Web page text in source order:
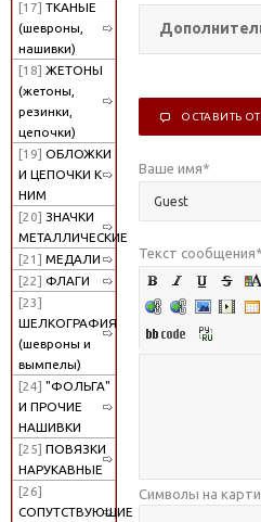
[17] ТКАНЫЕ
(шевроны,
нашивки)
[18] ЖЕТОНЫ
(жетоны,
резинки,
цепочки)
[19] ОБЛОЖКИ
И ЦЕПОЧКИ К
НИМ
[20] ЗНАЧКИ
МЕТАЛЛИЧЕСКИЕ
[21] МЕДАЛИ
[22] ФЛАГИ
[23]
ШЕЛКОГРАФИЯ
(шевроны и
вымпелы)
[24] "ФОЛЬГА"
И ПРОЧИЕ
НАШИВКИ
[25] ПОВЯЗКИ
НАРУКАВНЫЕ
[26]
СОПУТСТВУЮЩИЕ
ОСТАВИТЬ
Ваше имя*
Текст сообщения*
Символы на